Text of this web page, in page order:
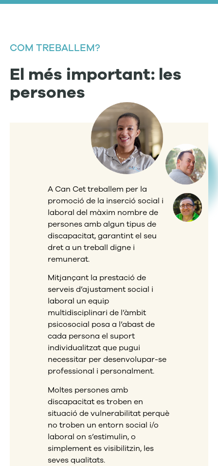
COM TREBALLEM?
El més important: les
persones
A Can Cet treballem per la
promoció de la inserció social i
laboral del màxim nombre de
persones amb algun tipus de
discapacitat, garantint el seu
dret a un treball digne i
remunerat.
Mitjançant la prestació de
serveis d’ajustament social i
laboral un equip
multidisciplinari de l’àmbit
psicosocial posa a l’abast de
cada persona el suport
individualitzat que pugui
necessitar per desenvolupar-se
professional i personalment.
Moltes persones amb
discapacitat es troben en
situació de vulnerabilitat perquè
no troben un entorn social i/o
laboral on s’estimulin, o
simplement es visibilitzin, les
sevesqualitats.